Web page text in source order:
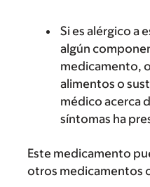
Si es alérgico a
algún
medicamento,
alimentos o
médico acerca
síntomas ha
Este medicamento
otros medicamentos